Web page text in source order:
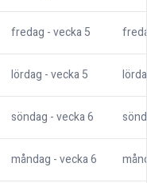
fredag - vecka5
lördag - vecka5
söndag - vecka6
måndag - vecka6